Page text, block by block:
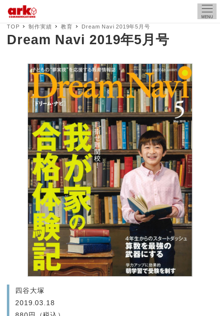
MENU
TOP 制作実績 教育 Dream Navi 2019年5月号
Dream Navi 2019年5月号
四谷大塚
2019.03.18